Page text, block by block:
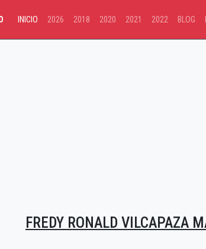
INICIO 2026 2018 2020 2021 2022 BLOG
FREDY RONALD VILCAPAZA